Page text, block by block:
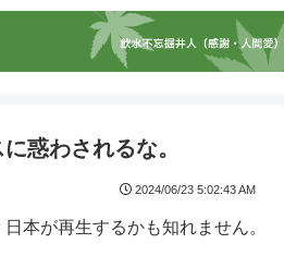
惑わされるな。
2024/06/23 5:02:43 AM
本が再生するかも知れません。